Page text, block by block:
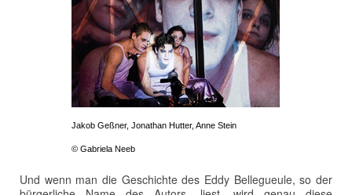
Jakob Geßner, Jonathan Hutter, Anne Stein
© Gabriela Neeb
Und wenn man die Geschichte des Eddy Bellegueule, so der